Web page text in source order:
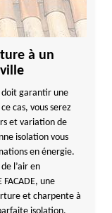
à un
doit garantir une
cas, vous serez
et variation de
isolation vous
en énergie.
l’air en
une
et charpente à